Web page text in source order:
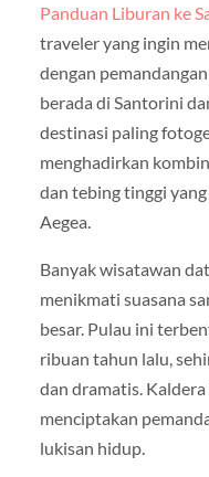
Panduan Liburan ke
traveler yang ingin
dengan
berada di Santorini
destinasi paling
menghadirkan
dan tebing tinggi
Aegea.
Banyak wisatawan
menikmati suasana
besar. Pulau ini
ribuan tahun lalu,
dan dramatis.
menciptakan
lukisan hidup.